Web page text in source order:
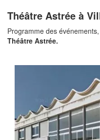
Théâtre Astrée à
Programme des
Théâtre Astrée.